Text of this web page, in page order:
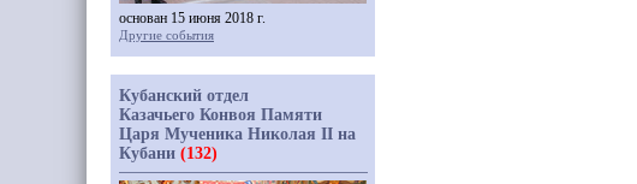
основан 15 июня 2018 г.
Другие события
Кубанский отдел
Казачьего Конвоя Памяти
Царя Мученика Николая II на
Кубани (132)